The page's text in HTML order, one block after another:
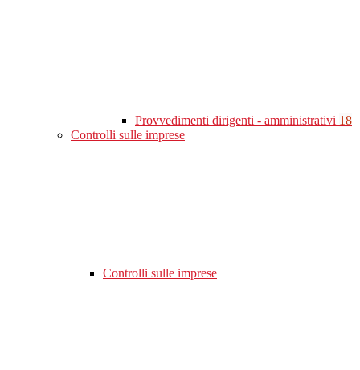
Provvedimenti dirigenti - amministrativi 18
Controlli sulle imprese
Controlli sulle imprese